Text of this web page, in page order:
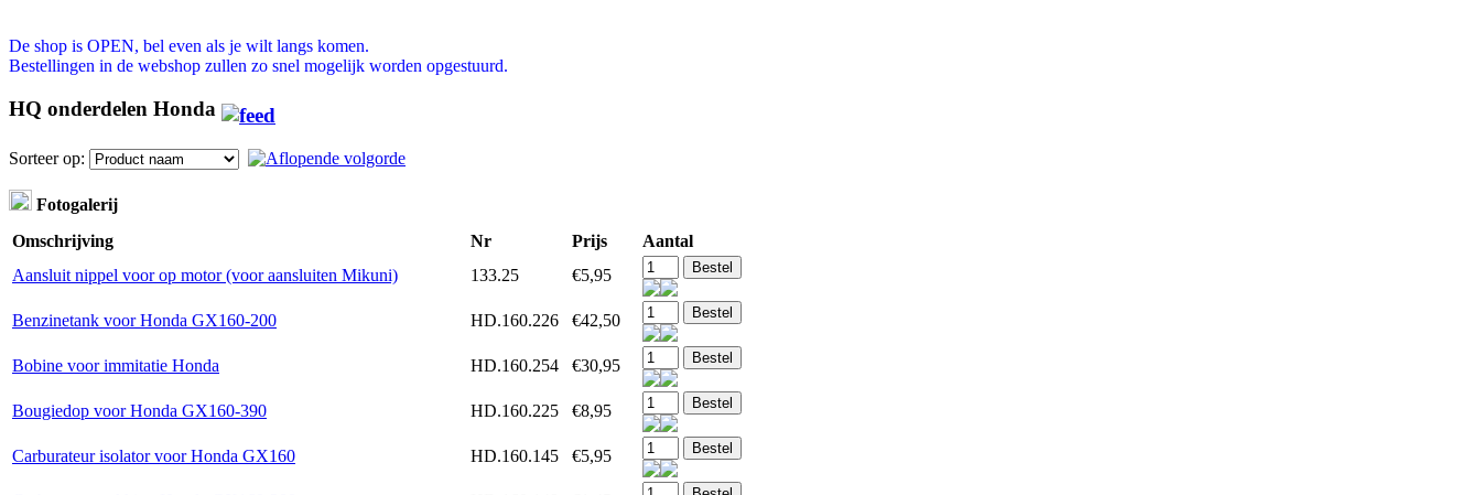
De shop is OPEN, bel even als je wilt langs komen.
Bestellingen in de webshop zullen zo snel mogelijk worden opgestuurd.
HQ onderdelen Honda
Sorteer op:
Fotogalerij
Omschrijving
Nr Prijs
Aantal
Aansluit nippel voor op motor (voor aansluiten Mikuni)
133.25 €5,95
Benzinetank voor Honda GX160-200 HD.160.226 €42,50
Bobine voor immitatie Honda HD.160.254 €30,95
Bougiedop voor Honda GX160-390 HD.160.225 €8,95
Carburateur isolator voor Honda GX160 HD.160.145 €5,95